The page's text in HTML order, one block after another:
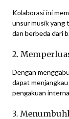
Kolaborasi ini
unsur musik yang
dan berbeda dari
2.
Dengan
dapat
pengakuan
3.